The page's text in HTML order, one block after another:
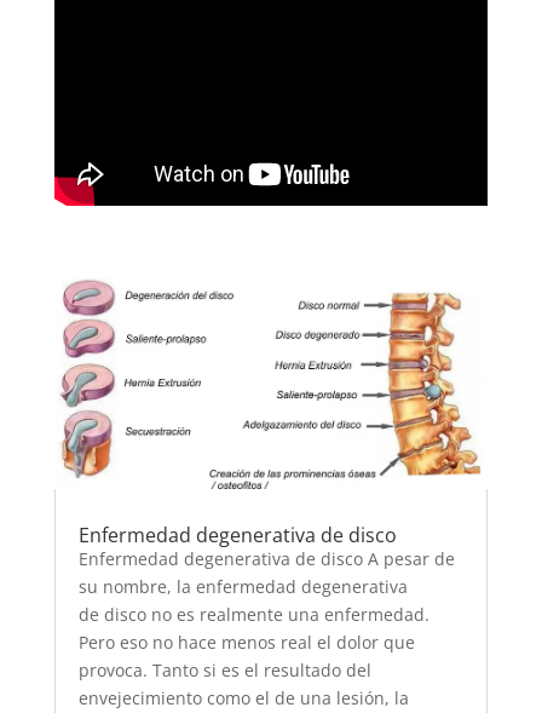
Enfermedad degenerativa de disco
Enfermedad degenerativa de disco A pesar de
su nombre, la enfermedad degenerativa
de disco no es realmente una enfermedad.
Pero eso no hace menos real el dolor que
provoca. Tanto si es el resultado del
envejecimiento como el de una lesión, la